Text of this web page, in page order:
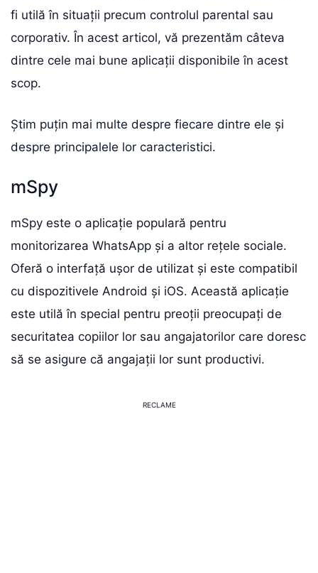
fi utilă în situații precum controlul parental sau
corporativ. În acest articol, vă prezentăm câteva
dintre cele mai bune aplicații disponibile în acest
scop.
Știm puțin mai multe despre fiecare dintre ele și
despre principalele lor caracteristici.
mSpy
mSpy este o aplicație populară pentru
monitorizarea WhatsApp și a altor rețele sociale.
Oferă o interfață ușor de utilizat și este compatibil
cu dispozitivele Android și iOS. Această aplicație
este utilă în special pentru preoții preocupați de
securitatea copiilor lor sau angajatorilor care doresc
să se asigure că angajații lor sunt productivi.
RECLAME